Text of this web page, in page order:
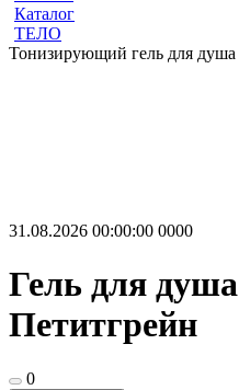
Каталог
ТЕЛО
Тонизирующий гель для
31.08.2026 00:00:00 0000
Гель для
Петитгрейн
0